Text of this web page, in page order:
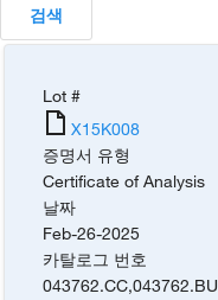
검색
Lot #
X15K008
증명서 유형
Certificate of Analysis
날짜
Feb-26-2025
카탈로그 번호
043762.CC,043762.BU